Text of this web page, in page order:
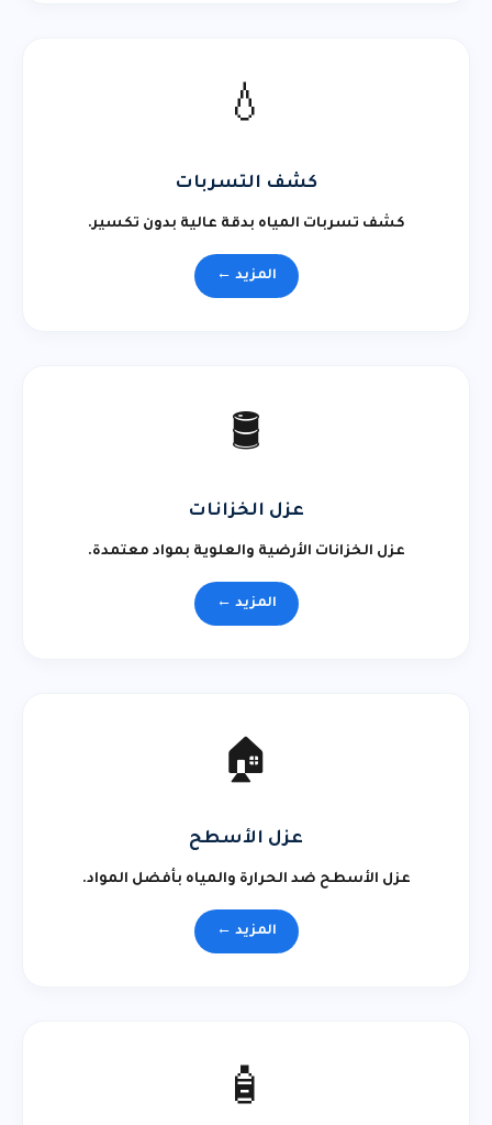
💧
كشف التسربات
كشف تسربات المياه بدقة عالية بدون تكسير.
المزيد ←
🛢️
عزل الخزانات
عزل الخزانات الأرضية والعلوية بمواد معتمدة.
المزيد ←
🏠
عزل الأسطح
عزل الأسطح ضد الحرارة والمياه بأفضل المواد.
المزيد ←
🧴